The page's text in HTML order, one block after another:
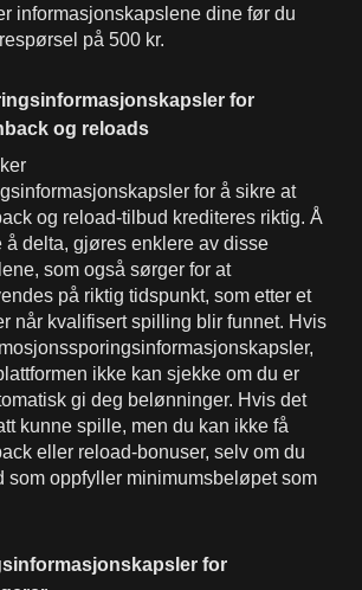
informasjonskapslene dine før du
på 500 kr.
for
og reloads
for å sikre at
og reload-tilbud krediteres riktig. Å
å delta, gjøres enklere av disse
som også sørger for at
på riktig tidspunkt, som etter et
når kvalifisert spilling blir funnet. Hvis
ikke kan sjekke om du er
gi deg belønninger. Hvis det
kunne spille, men du kan ikke få
eller reload-bonuser, selv om du
som oppfyller minimumsbeløpet som
for